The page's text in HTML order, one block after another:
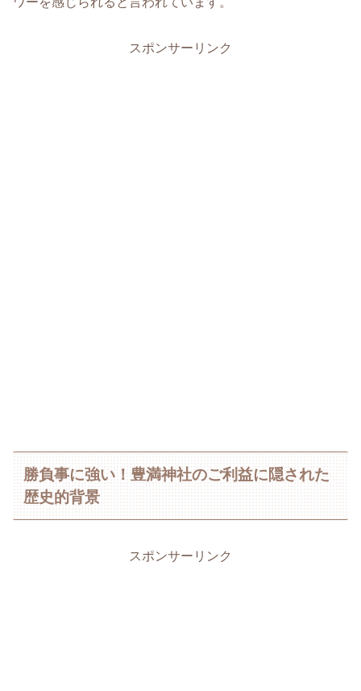
スポンサーリンク
勝負事に強い！豊満神社のご利益に隠された
歴史的背景
スポンサーリンク